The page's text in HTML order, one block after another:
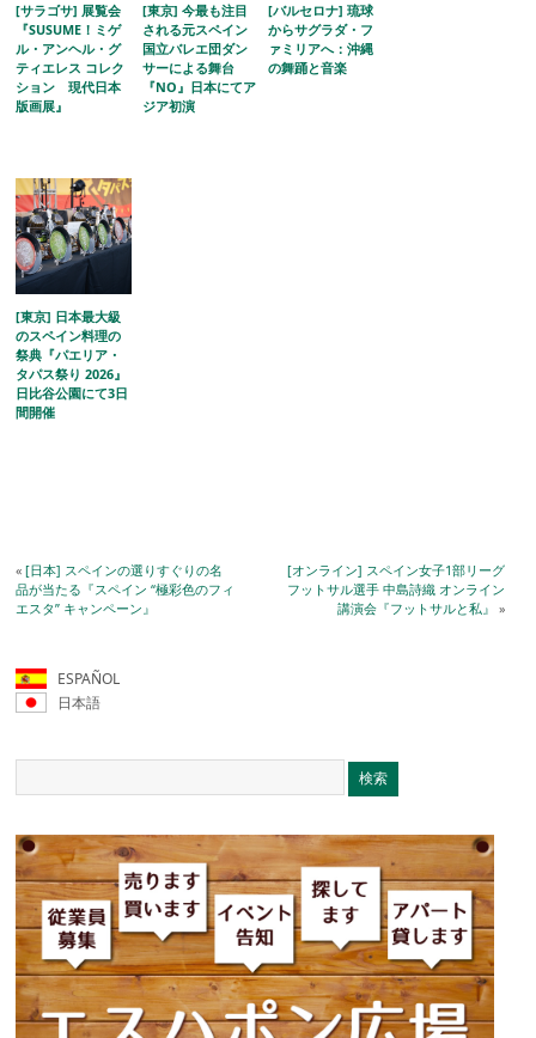
[サラゴサ] 展覧会
『SUSUME！ミゲ
ル・アンヘル・グ
ティエレス コレク
ション 現代日本
版画展』
[東京] 今最も注目
される元スペイン
国立バレエ団ダン
サーによる舞台
『NO』日本にてア
ジア初演
[バルセロナ] 琉球
からサグラダ・フ
ァミリアへ：沖縄
の舞踊と音楽
[東京] 日本最大級
のスペイン料理の
祭典『パエリア・
タパス祭り 2026』
日比谷公園にて3日
間開催
«[日本] スペインの選りすぐりの名
品が当たる『スペイン “極彩色のフィ
エスタ” キャンペーン』
[オンライン] スペイン女子1部リーグ
フットサル選手 中島詩織 オンライン
講演会『フットサルと私』 »
ESPAÑOL
日本語